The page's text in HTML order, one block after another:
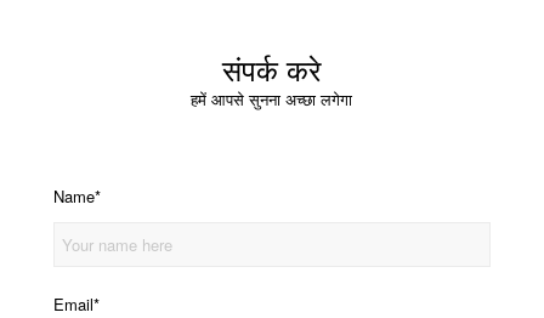
संपर्क करे
हमें आपसे सुनना अच्छा लगेगा
Name*
Email*